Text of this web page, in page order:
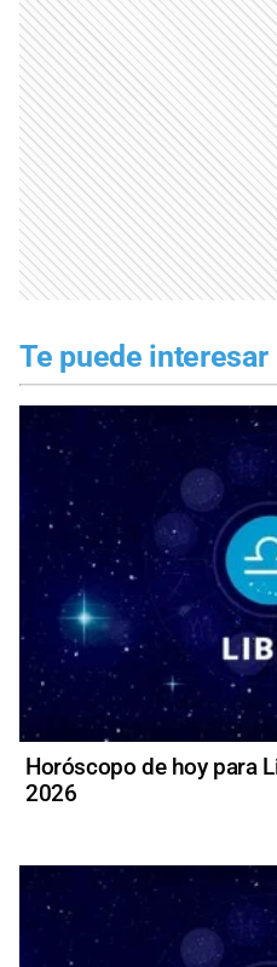
Te puede interesar
Horóscopo de hoy para
2026